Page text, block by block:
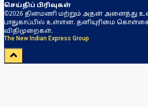
செய்திப் பிரிவுகள்
©2026 தினமணி மற்றும் அதன் அனைத்து
பாதுகாப்பில் உள்ளன. தனியுரிமை
விதிமுறைகள்.
The New Indian Express Group